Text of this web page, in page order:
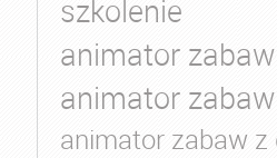
szkolenie
animator
animator
animator zabaw z